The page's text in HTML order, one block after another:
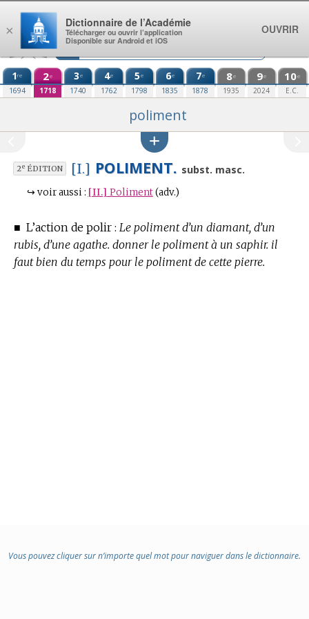
Aller au contenu
1re
1694
2e
1718
3e
1740
4e
1762
5e
1798
6e
1835
7e
1878
8e
1935
9e
2024
10e
E.C.
poliment
2eÉDITION [I.] POLIMENT. subst. masc.
↪ voir aussi : [II.] Poliment (adv.)
■ L’action de polir : Le poliment d’un diamant, d’un
rubis, d’une agathe. donner le poliment à un saphir. il
faut bien du temps pour le poliment de cette pierre.
Vous pouvez cliquer sur n’importe quel mot pour naviguer dans le dictionnaire.
×
Dictionnaire de l’Académie
Télécharger ou ouvrir l’application
Disponible sur Android et iOS
OUVRIR